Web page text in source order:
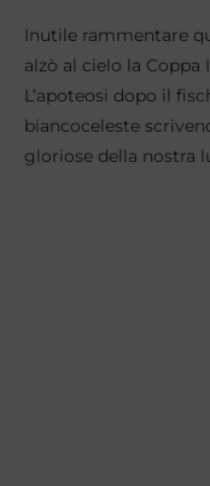
Inutile rammentare
alzò al cielo la
L’apoteosi dopo il
biancoceleste
gloriose della nostra